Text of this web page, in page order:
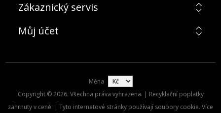
Zákaznický servis
Můj účet
Měna
Copyright © 2026. Všechna práva vyhrazena. | Recyklační poplatky
zahrnuty v ceně. | Tyto internetové stránky používají soubory cookie. Více